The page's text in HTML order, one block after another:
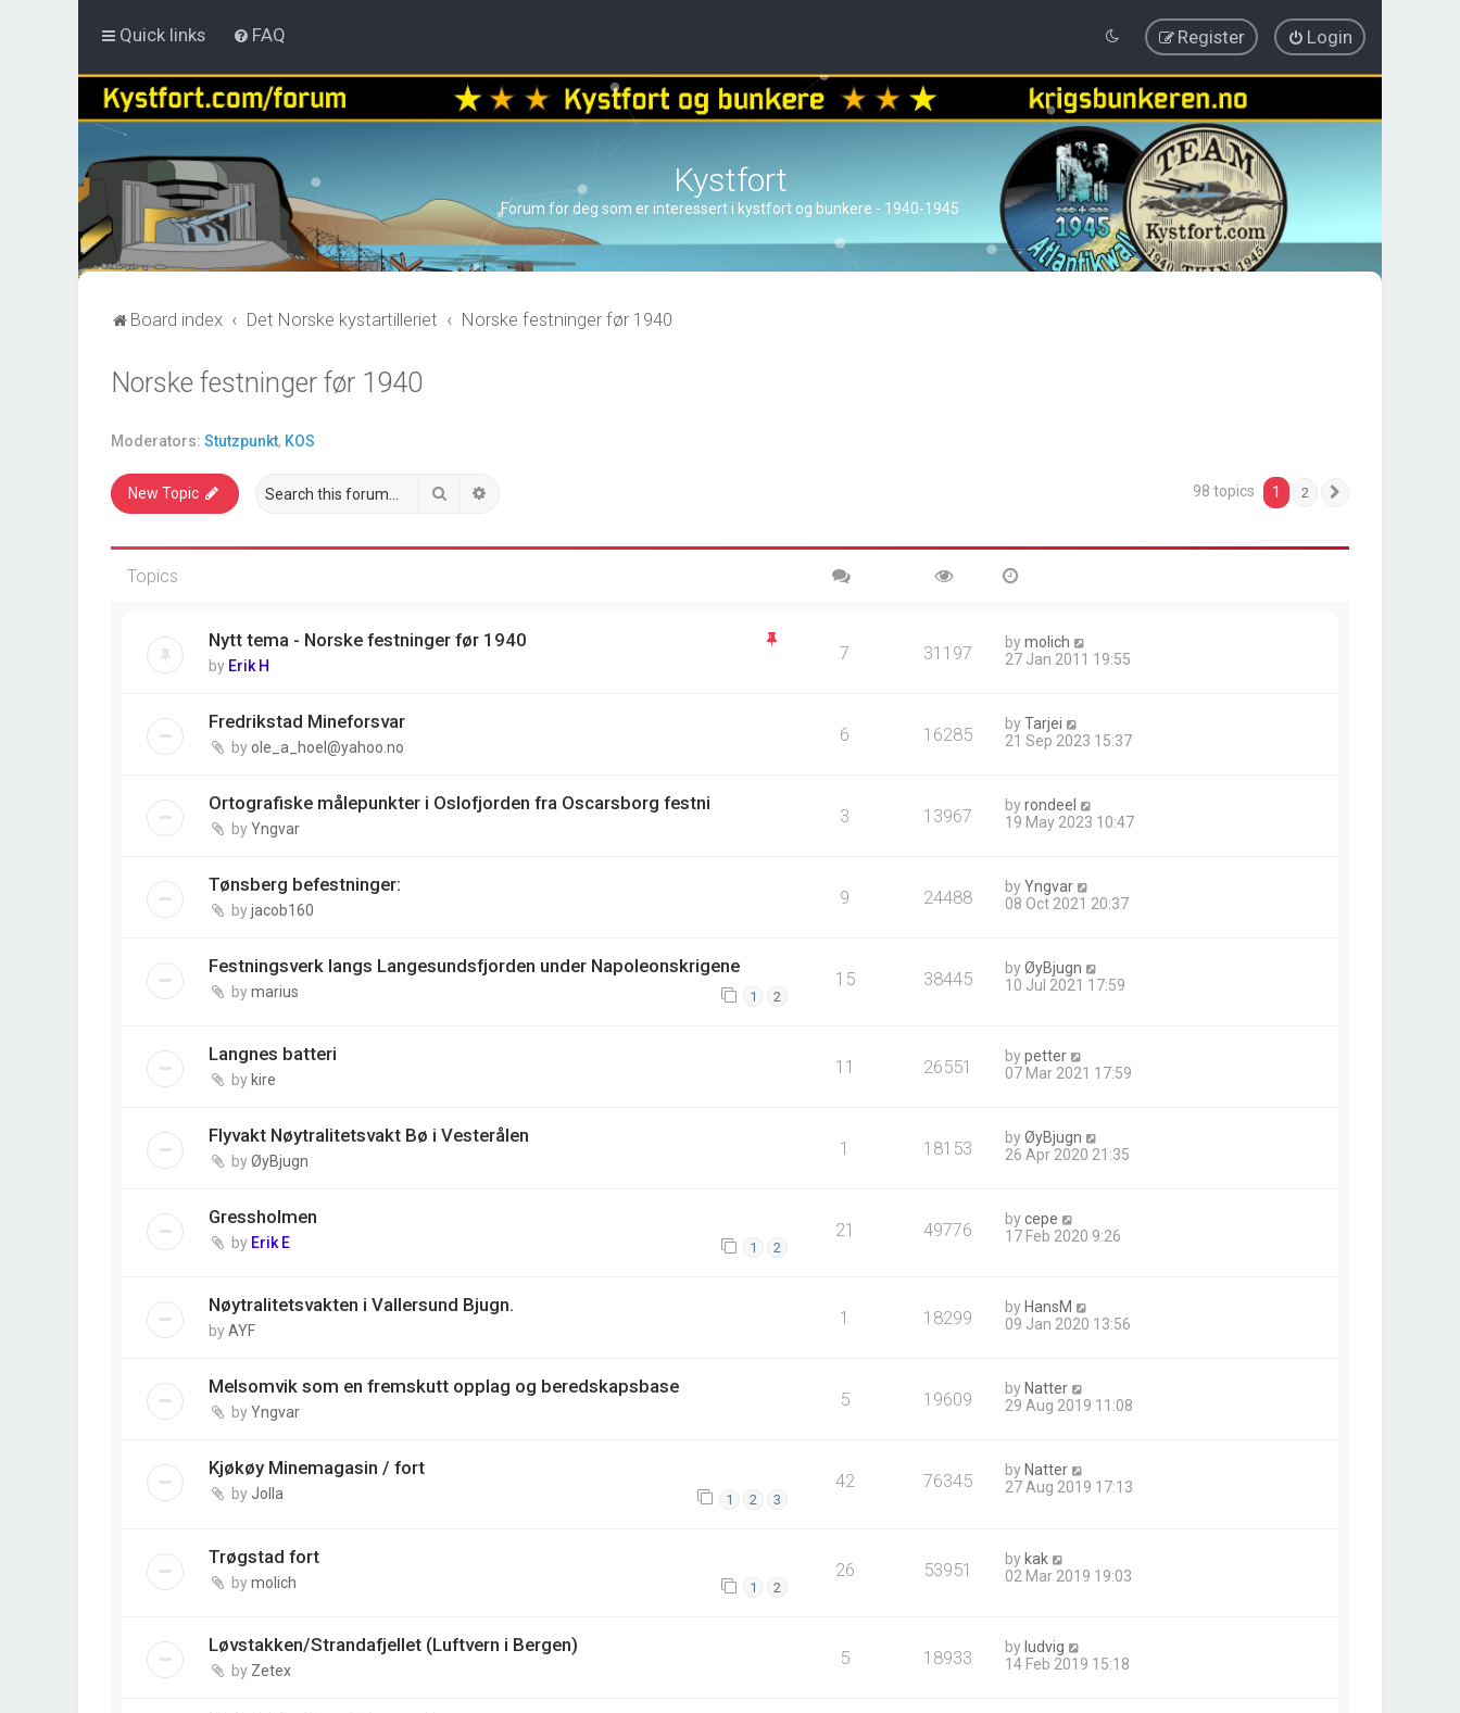
Quick links FAQ Login
Register
Kystfort
Forum for deg som er interessert i kystfort og bunkere - 1940-1945
Board index Det Norske kystartilleriet Norske festninger før 1940
Norske festninger før 1940
Moderators: Stutzpunkt, KOS
New Topic Search 98 topics 1 2
Topics
Nytt tema - Norske festninger før 1940
by Erik H
7 31197 bymolich
27 Jan 2011 19:55
Fredrikstad Mineforsvar
byole_a_hoel@yahoo.no
6 16285 byTarjei
21 Sep 2023 15:37
Ortografiske målepunkter i Oslofjorden fra Oscarsborg festni
byYngvar
3 13967 byrondeel
19 May 2023 10:47
Tønsberg befestninger:
byjacob160
9 24488 byYngvar
08 Oct 2021 20:37
Festningsverk langs Langesundsfjorden under Napoleonskrigene
bymarius 1 2
15 38445 byØyBjugn
10 Jul 2021 17:59
Langnes batteri
by kire
11 26551 bypetter
07 Mar 2021 17:59
Flyvakt Nøytralitetsvakt Bø i Vesterålen
byØyBjugn
1 18153 byØyBjugn
26 Apr 2020 21:35
Gressholmen
by Erik E 1 2
21 49776 bycepe
17 Feb 2020 9:26
Nøytralitetsvakten i Vallersund Bjugn.
byAYF
1 18299 by HansM
09 Jan 2020 13:56
Melsomvik som en fremskutt opplag og beredskapsbase
byYngvar
5 19609 by Natter
29 Aug 2019 11:08
Kjøkøy Minemagasin / fort
by Jolla 1 2 3
42 76345 by Natter
27 Aug 2019 17:13
Trøgstad fort
bymolich 1 2
26 53951 bykak
02 Mar 2019 19:03
Løvstakken/Strandafjellet (Luftvern i Bergen)
by Zetex
5 18933 by ludvig
14 Feb 2019 15:18